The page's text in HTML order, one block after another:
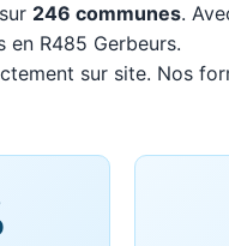
246 communes.
R485 Gerbeurs.
sur site. Nos